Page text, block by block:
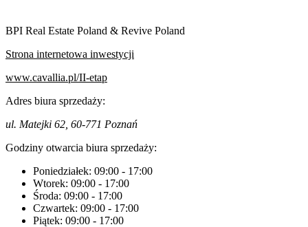
BPI Real Estate Poland & Revive Poland
Strona internetowa inwestycji
www.cavallia.pl/II-etap
Adres biura sprzedaży:
ul. Matejki 62, 60-771 Poznań
Godziny otwarcia biura sprzedaży:
Poniedziałek: 09:00 - 17:00
Wtorek: 09:00 - 17:00
Środa: 09:00 - 17:00
Czwartek: 09:00 - 17:00
Piątek: 09:00 - 17:00